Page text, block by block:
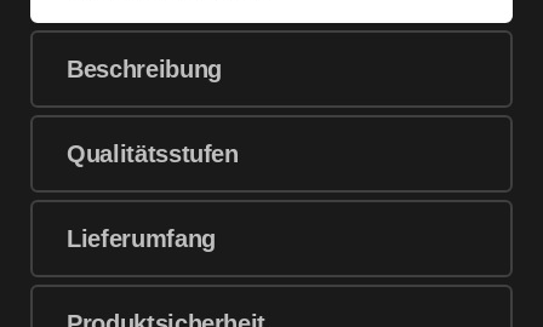
Beschreibung
Qualitätsstufen
Lieferumfang